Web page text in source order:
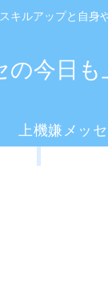
キルアップと自身
の今日
上機嫌メッ